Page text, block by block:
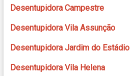
Desentupidora Campestre
Desentupidora Vila Assunção
Desentupidora Jardim do Estádio
Desentupidora Vila Helena